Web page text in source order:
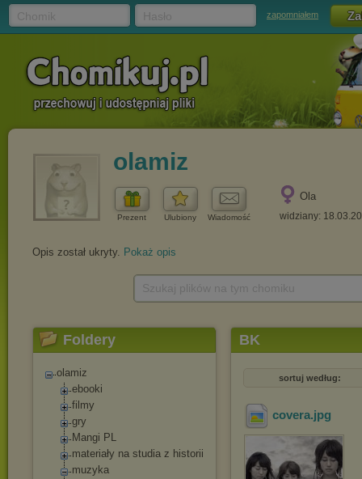
zapomniałem
olamiz
Prezent Ulubiony Wiadomość
Ola
widziany:
Opis został ukryty. Pokaż opis
Foldery
olamiz
ebooki
filmy
gry
Mangi PL
materiały na studia z historii
muzyka
BK
sortuj według:
covera.jpg